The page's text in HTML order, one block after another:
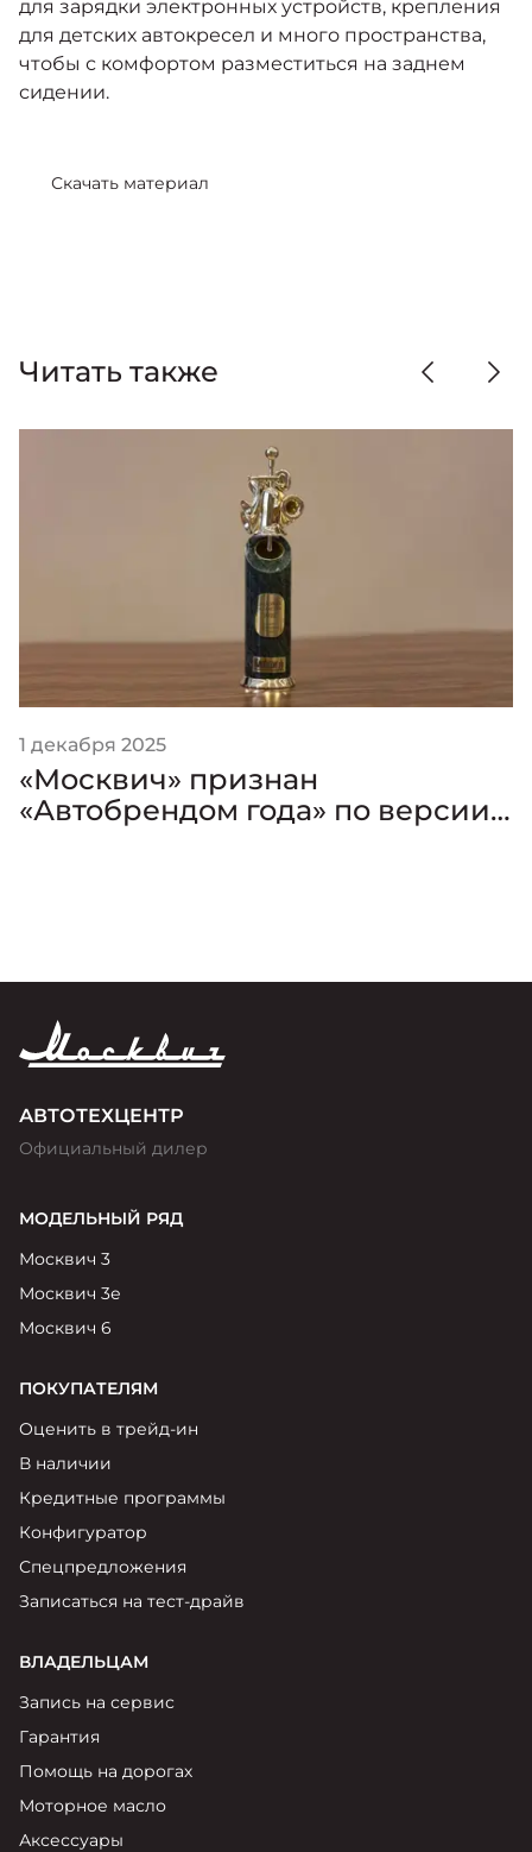
для зарядки электронных устройств, крепления
для детских автокресел и много пространства,
чтобы с комфортом разместиться на заднем
сидении.
Скачать материал
Читать также
1 декабря 2025
«Москвич» признан
«Автобрендом года» по версии
АВТОТЕХЦЕНТР
Официальный дилер
МОДЕЛЬНЫЙ РЯД
Москвич 3
Москвич 3е
Москвич 6
ПОКУПАТЕЛЯМ
Оценить в трейд-ин
В наличии
Кредитные программы
Конфигуратор
Спецпредложения
Записаться на тест-драйв
ВЛАДЕЛЬЦАМ
Запись на сервис
Гарантия
Помощь на дорогах
Моторное масло
Аксессуары